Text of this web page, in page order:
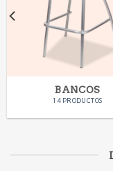
BANCOS
14 PRODUCTOS